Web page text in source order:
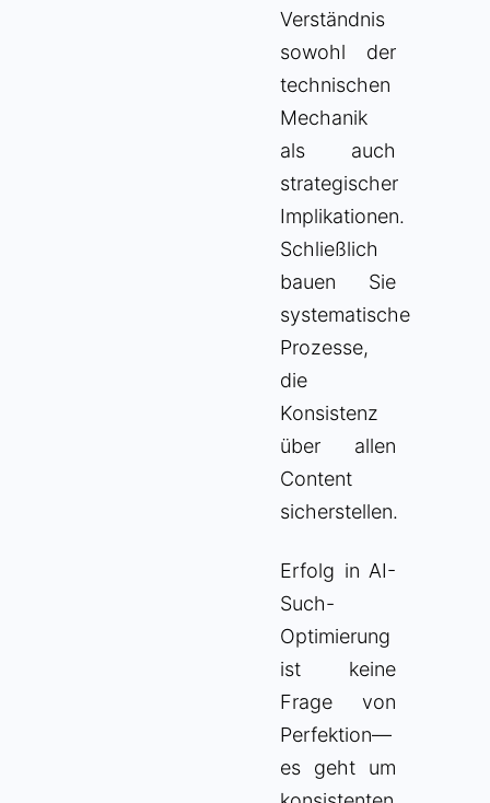
Verständnis
sowohl der
technischen
Mechanik
als auch
strategischer
Implikationen.
Schließlich
bauen Sie
systematische
Prozesse,
die
Konsistenz
über allen
Content
sicherstellen.
Erfolg in AI-
Such-
Optimierung
ist keine
Frage von
Perfektion—
es geht um